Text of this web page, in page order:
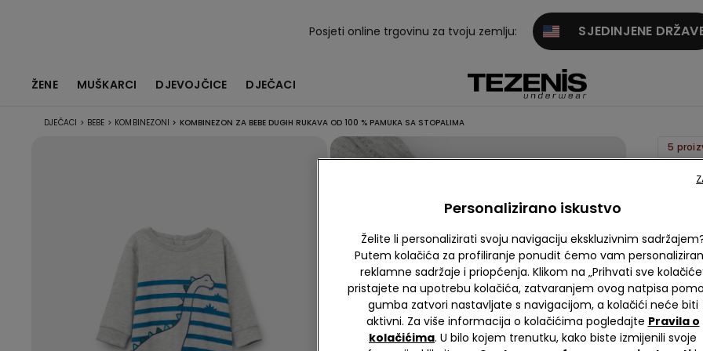
Posjeti online trgovinu za tvoju zemlju: SJEDINJENE
ŽENE MUŠKARCI DJEVOJČICE DJEČACI
DJEČACI > BEBE > KOMBINEZONI > KOMBINEZON ZA BEBE DUGIH RUKAVA OD 100 % PAMUKA SA STOPALIMA
5
Rukava
100 %
10,99 €
Personalizirano iskustvo
Želite li personalizirati svoju navigaciju ekskluzivnim
Putem kolačića za profiliranje ponudit ćemo vam
reklamne sadržaje i priopćenja. Klikom na „Prihvati sve
pristajete na upotrebu kolačića, zatvaranjem ovog natpisa
gumba zatvori nastavljate s navigacijom, a kolačići neće biti
aktivni. Za više informacija o kolačićima pogledajte Pravila o
kolačićima. U bilo kojem trenutku, kako biste izmijenili svoje